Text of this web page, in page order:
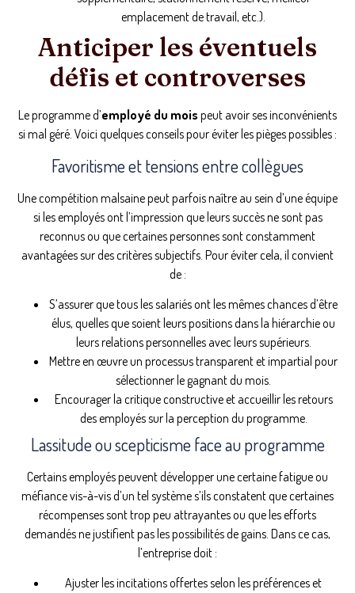
emplacement de travail, etc.).
Anticiper les éventuels
défis et controverses
Le programme d’employé du mois peut avoir ses inconvénients
si mal géré. Voici quelques conseils pour éviter les pièges possibles :
Favoritisme et tensions entre collègues
Une compétition malsaine peut parfois naître au sein d’une équipe
si les employés ont l’impression que leurs succès ne sont pas
reconnus ou que certaines personnes sont constamment
avantagées sur des critères subjectifs. Pour éviter cela, il convient
de :
S’assurer que tous les salariés ont les mêmes chances d’être
élus, quelles que soient leurs positions dans la hiérarchie ou
leurs relations personnelles avec leurs supérieurs.
Mettre en œuvre un processus transparent et impartial pour
sélectionner le gagnant du mois.
Encourager la critique constructive et accueillir les retours
des employés sur la perception du programme.
Lassitude ou scepticisme face au programme
Certains employés peuvent développer une certaine fatigue ou
méfiance vis-à-vis d’un tel système s’ils constatent que certaines
récompenses sont trop peu attrayantes ou que les efforts
demandés ne justifient pas les possibilités de gains. Dans ce cas,
l’entreprise doit :
Ajuster les incitations offertes selon les préférences et